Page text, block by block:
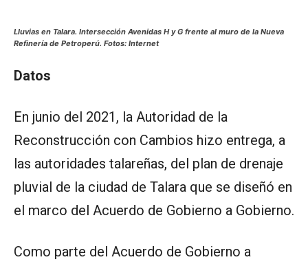
Lluvias en Talara. Intersección Avenidas H y G frente al muro de la Nueva
Refinería de Petroperú. Fotos: Internet
Datos
En junio del 2021, la Autoridad de la
Reconstrucción con Cambios hizo entrega, a
las autoridades talareñas, del plan de drenaje
pluvial de la ciudad de Talara que se diseñó en
el marco del Acuerdo de Gobierno a Gobierno.
Como parte del Acuerdo de Gobierno a